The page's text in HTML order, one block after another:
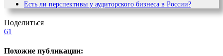
Есть ли перспективы у аудиторского бизнеса в России?
Поделиться
61
Похожие публикации: